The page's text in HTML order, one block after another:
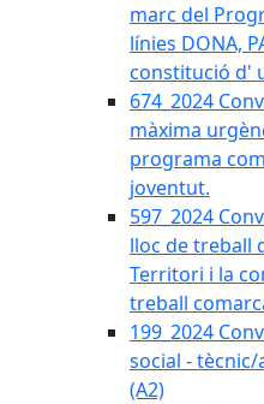
marc del
línies DONA,
constitució d'
674_2024
màxima
programa
joventut.
597_2024
lloc de treball
Territori i la
treball
199_2024
social -
(A2)